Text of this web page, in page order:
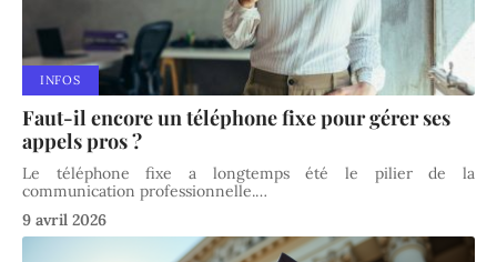
INFOS
Faut-il encore un téléphone fixe pour gérer ses
appels pros ?
Le téléphone fixe a longtemps été le pilier de la
communication professionnelle.…
9 avril 2026